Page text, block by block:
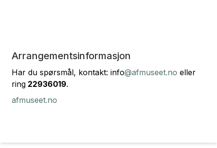
Arrangementsinformasjon
Har du spørsmål, kontakt: info@afmuseet.no eller
ring 22936019.
afmuseet.no